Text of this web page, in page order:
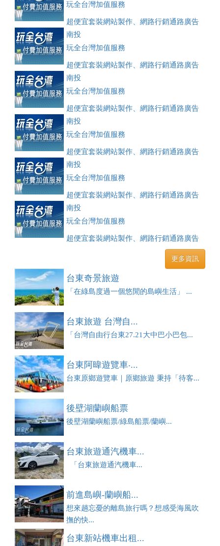
玩全台灣加值服務
超便宜套裝網站製作、網路行銷通路廣告
刊登、訂房系統、客房委託旅行社銷售，全面優惠中....
南投
玩全台灣加值服務
超便宜套裝網站製作、網路行銷通路廣告
刊登、訂房系統、客房委託旅行社銷售，全面優惠中....
南投
玩全台灣加值服務
超便宜套裝網站製作、網路行銷通路廣告
刊登、訂房系統、客房委託旅行社銷售，全面優惠中....
南投
玩全台灣加值服務
超便宜套裝網站製作、網路行銷通路廣告
刊登、訂房系統、客房委託旅行社銷售，全面優惠中....
南投
玩全台灣加值服務
超便宜套裝網站製作、網路行銷通路廣告
刊登、訂房系統、客房委託旅行社銷售，全面優惠中....
南投
玩全台灣加值服務
超便宜套裝網站製作、網路行銷通路廣告
刊登、訂房系統、客房委託旅行社銷售，全面優惠中....
更多資訊
台東奇景旅遊
「在綠島度過一個悠閒的島嶼生活」 ...
台東旅遊 台灣自...
「台灣自由行台東27.21大中巴小巴包...
台東阿暐遊覽車‧...
台東原鄉遊覽車｜原鄉旅遊 秉持「待客...
後壁湖蘭嶼船票
後壁湖蘭嶼船票/綠島船票/蘭嶼...
台東旅遊通汽機車...
「台東旅遊通汽機車...
前進島嶼-蘭嶼船...
想來趟忘憂的離島旅行嗎？想感受海風吹
撫的快...
台東新站機車出租...